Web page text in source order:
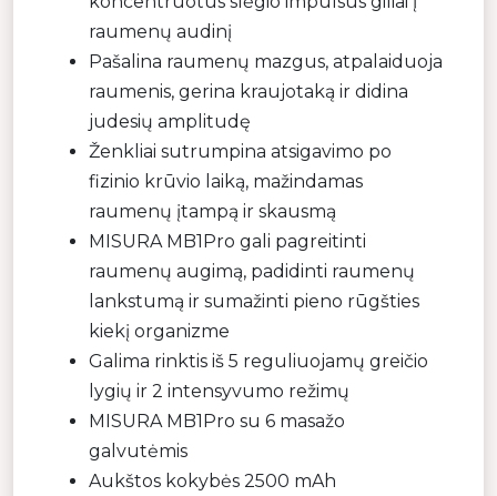
raumenų audinį
Pašalina raumenų mazgus, atpalaiduoja
raumenis, gerina kraujotaką ir didina
judesių amplitudę
Ženkliai sutrumpina atsigavimo po
fizinio krūvio laiką, mažindamas
raumenų įtampą ir skausmą
MISURA MB1Pro gali pagreitinti
raumenų augimą, padidinti raumenų
lankstumą ir sumažinti pieno rūgšties
kiekį organizme
Galima rinktis iš 5 reguliuojamų greičio
lygių ir 2 intensyvumo režimų
MISURA MB1Pro su 6 masažo
galvutėmis
Aukštos kokybės 2500 mAh